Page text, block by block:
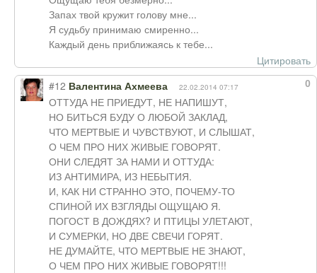
Запах твой кружит голову мне...
Я судьбу принимаю смиренно...
Каждый день приближаясь к тебе...
Цитировать
0
#12 Валентина Ахмеева 22.02.2014 07:17
ОТТУДА НЕ ПРИЕДУТ, НЕ НАПИШУТ,
НО БИТЬСЯ БУДУ О ЛЮБОЙ ЗАКЛАД,
ЧТО МЕРТВЫЕ И ЧУВСТВУЮТ, И СЛЫШАТ,
О ЧЕМ ПРО НИХ ЖИВЫЕ ГОВОРЯТ.
ОНИ СЛЕДЯТ ЗА НАМИ И ОТТУДА:
ИЗ АНТИМИРА, ИЗ НЕБЫТИЯ.
И, КАК НИ СТРАННО ЭТО, ПОЧЕМУ-ТО
СПИНОЙ ИХ ВЗГЛЯДЫ ОЩУЩАЮ Я.
ПОГОСТ В ДОЖДЯХ? И ПТИЦЫ УЛЕТАЮТ,
И СУМЕРКИ, НО ДВЕ СВЕЧИ ГОРЯТ.
НЕ ДУМАЙТЕ, ЧТО МЕРТВЫЕ НЕ ЗНАЮТ,
О ЧЕМ ПРО НИХ ЖИВЫЕ ГОВОРЯТ!!!